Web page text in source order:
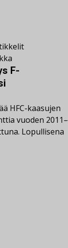
F-
HFC-kaasujen
vuoden 2011–
Lopullisena